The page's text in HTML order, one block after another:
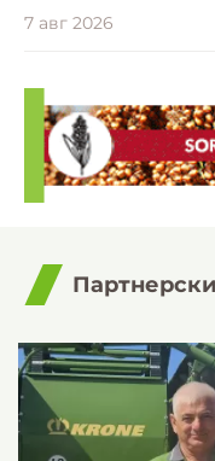
7 авг 2026